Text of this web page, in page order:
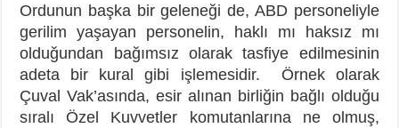
Ordunun başka bir geleneği de, ABD personeliyle
gerilim yaşayan personelin, haklı mı haksız mı
olduğundan bağımsız olarak tasfiye edilmesinin
adeta bir kural gibi işlemesidir. Örnek olarak
Çuval Vak’asında, esir alınan birliğin bağlı olduğu
sıralı Özel Kuvvetler komutanlarına ne olmuş,